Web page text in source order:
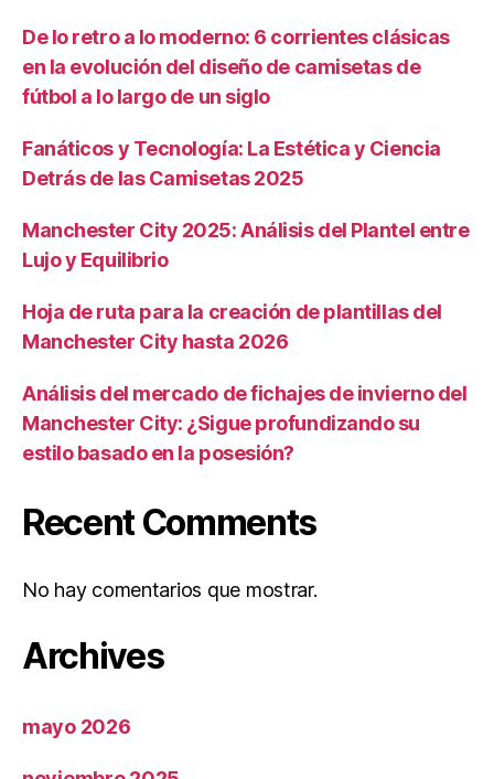
De lo retro a lo moderno: 6 corrientes clásicas
en la evolución del diseño de camisetas de
fútbol a lo largo de un siglo
Fanáticos y Tecnología: La Estética y Ciencia
Detrás de las Camisetas 2025
Manchester City 2025: Análisis del Plantel entre
Lujo y Equilibrio
Hoja de ruta para la creación de plantillas del
Manchester City hasta 2026
Análisis del mercado de fichajes de invierno del
Manchester City: ¿Sigue profundizando su
estilo basado en la posesión?
Recent Comments
No hay comentarios que mostrar.
Archives
mayo 2026